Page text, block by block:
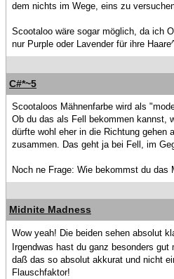
dem nichts im Wege, eins zu
Scootaloo wäre sogar möglich, da ich
nur Purple oder Lavender für ihre
C#*~5
Scootaloos Mähnenfarbe wird als
Ob du das als Fell bekommen kannst,
dürfte wohl eher in die Richtung gehen
zusammen. Das geht ja bei Fell, im
Noch ne Frage: Wie bekommst du das
Midnite Madness
Wow yeah! Die beiden sehen absolut
Irgendwas hast du ganz besonders
daß das so absolut akkurat und nicht
Flauschfaktor!